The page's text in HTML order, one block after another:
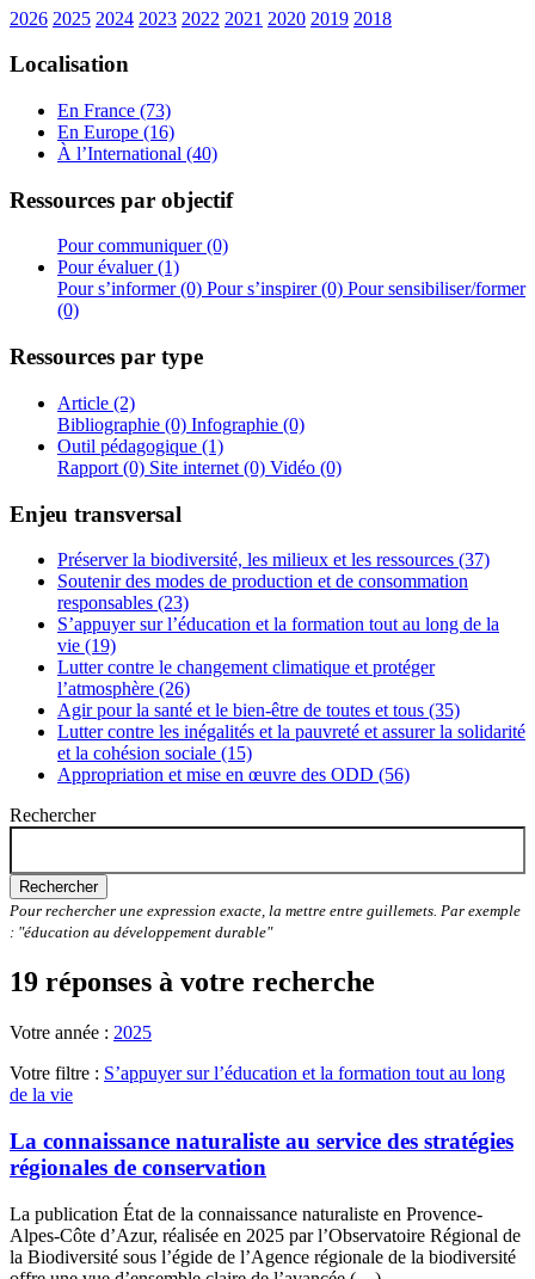
2026 2025 2024 2023 2022 2021 2020 2019 2018
Localisation
En France (73)
En Europe (16)
À l’International (40)
Ressources par objectif
Pour communiquer (0)
Pour évaluer (1)
Pour s’informer (0) Pour s’inspirer (0) Pour sensibiliser/former
(0)
Ressources par type
Article (2)
Bibliographie (0) Infographie (0)
Outil pédagogique (1)
Rapport (0) Site internet (0) Vidéo (0)
Enjeu transversal
Préserver la biodiversité, les milieux et les ressources (37)
Soutenir des modes de production et de consommation
responsables (23)
S’appuyer sur l’éducation et la formation tout au long de la
vie (19)
Lutter contre le changement climatique et protéger
l’atmosphère (26)
Agir pour la santé et le bien-être de toutes et tous (35)
Lutter contre les inégalités et la pauvreté et assurer la solidarité
et la cohésion sociale (15)
Appropriation et mise en œuvre des ODD (56)
Rechercher
Rechercher
Pour rechercher une expression exacte, la mettre entre guillemets. Par exemple
: "éducation au développement durable"
19 réponses à votre recherche
Votre année : 2025
Votre filtre : S’appuyer sur l’éducation et la formation tout au long
de la vie
La connaissance naturaliste au service des stratégies
régionales de conservation
La publication État de la connaissance naturaliste en Provence-
Alpes-Côte d’Azur, réalisée en 2025 par l’Observatoire Régional de
la Biodiversité sous l’égide de l’Agence régionale de la biodiversité